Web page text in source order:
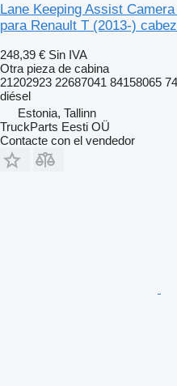
Lane Keeping Assist
para Renault T (2013-)
248,39 € Sin IVA
Otra pieza de cabina
21202923 22687041 84158065
diésel
Estonia, Tallinn
TruckParts Eesti OÜ
Contacte con el vendedor